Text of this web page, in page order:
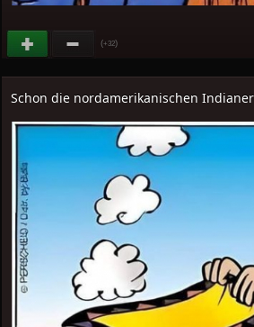
(+32)
Schon die nordamerikanischen